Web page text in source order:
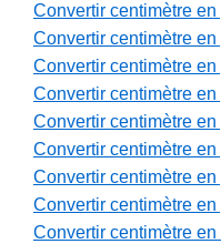
Convertir centimètre en
Convertir centimètre
Convertir centimètre en
Convertir centimètre
Convertir centimètre en
Convertir centimètre en
Convertir centimètre en
Convertir centimètre
Convertir centimètre